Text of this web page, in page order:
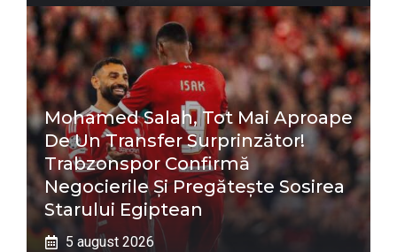
Mohamed Salah, Tot Mai Aproape
De Un Transfer Surprinzător!
Trabzonspor Confirmă
Negocierile Și Pregătește Sosirea
Starului Egiptean
5 august 2026